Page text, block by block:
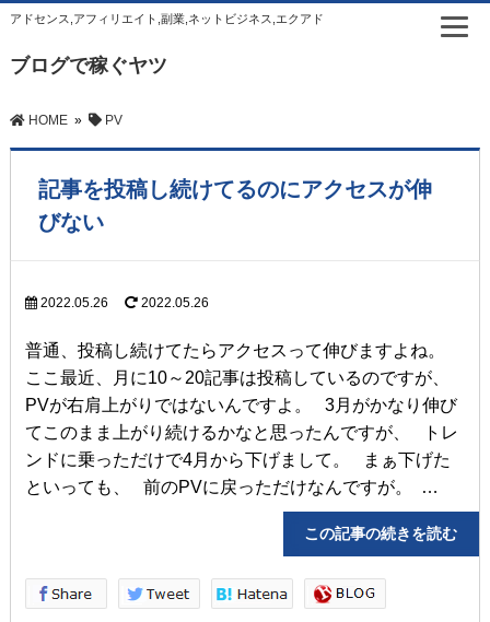
アドセンス,アフィリエイト,副業,ネットビジネス,エクアド
ブログで稼ぐヤツ
HOME» PV
記事を投稿し続けてるのにアクセスが伸
びない
2022.05.26 2022.05.26
普通、投稿し続けてたらアクセスって伸びますよね。
ここ最近、月に10～20記事は投稿しているのですが、
PVが右肩上がりではないんですよ。 3月がかなり伸び
てこのまま上がり続けるかなと思ったんですが、 トレ
ンドに乗っただけで4月から下げまして。 まぁ下げた
といっても、 前のPVに戻っただけなんですが。 …
この記事の続きを読